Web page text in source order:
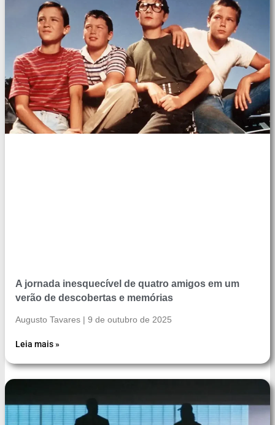
A jornada inesquecível de quatro amigos em um
verão de descobertas e memórias
Augusto Tavares 9 de outubro de 2025
Leia mais »